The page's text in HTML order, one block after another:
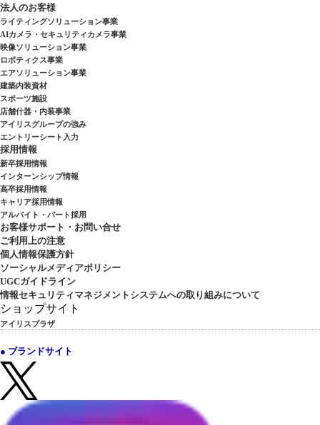
法人のお客様
ライティングソリューション事業
AIカメラ・セキュリティカメラ事業
映像ソリューション事業
ロボティクス事業
エアソリューション事業
建築内装資材
スポーツ施設
店舗什器・内装事業
アイリスグループの強み
エントリーシート入力
採用情報
新卒採用情報
インターンシップ情報
高卒採用情報
キャリア採用情報
アルバイト・パート採用
お客様サポート・お問い合せ
ご利用上の注意
個人情報保護方針
ソーシャルメディアポリシー
UGCガイドライン
情報セキュリティマネジメントシステムへの取り組みについて
ショップサイト
アイリスプラザ
● ブランドサイト